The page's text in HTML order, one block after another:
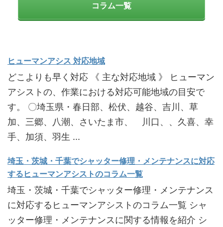
コラム一覧
ヒューマンアシス 対応地域
どこよりも早く対応 《 主な対応地域 》 ヒューマン
アシストの、作業における対応可能地域の目安で
す。 〇埼玉県・春日部、松伏、越谷、吉川、草
加、三郷、八潮、さいたま市、 川口、、久喜、幸
手、加須、羽生 ...
埼玉・茨城・千葉でシャッター修理・メンテナンスに対応
するヒューマンアシストのコラム一覧
埼玉・茨城・千葉でシャッター修理・メンテナンス
に対応するヒューマンアシストのコラム一覧 シャ
ッター修理・メンテナンスに関する情報を紹介 シ